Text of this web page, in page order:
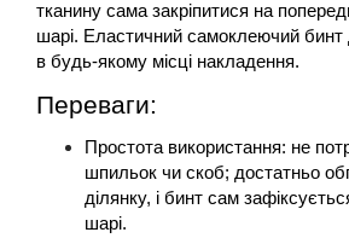
тканину сама закріпитися на
шарі. Еластичний самоклеючий бинт
в будь-якому місці накладення.
Переваги:
Простота використання: не
шпильок чи скоб; достатньо
ділянку, і бинт сам
шарі.